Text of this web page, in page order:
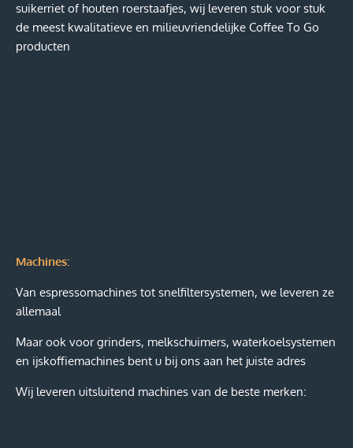
suikerriet of houten roerstaafjes, wij leveren stuk voor stuk
de meest kwalitatieve en milieuvriendelijke Coffee To Go
producten
Machines:
Van espressomachines tot snelfiltersystemen, we leveren ze
allemaal
Maar ook voor grinders, melkschuimers, waterkoelsystemen
en ijskoffiemachines bent u bij ons aan het juiste adres
Wij leveren uitsluitend machines van de beste merken: